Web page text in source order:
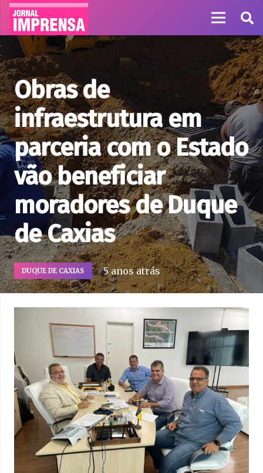
Obras de
infraestrutura em
parceria com o Estado
vão beneficiar
moradores de Duque
de Caxias
DUQUE DE CAXIAS 5 anos atrás